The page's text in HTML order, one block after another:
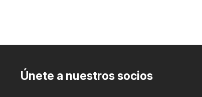
Únete a nuestros socios